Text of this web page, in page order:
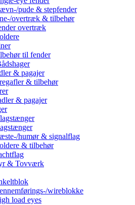
pude & stepfender
overtræk & tilbehør
overtræk
til fender
& pagajer
& tilbehør
& pagajer
humør & signalflag
& tilbehør
& Tovværk
wireblokke
load eyes